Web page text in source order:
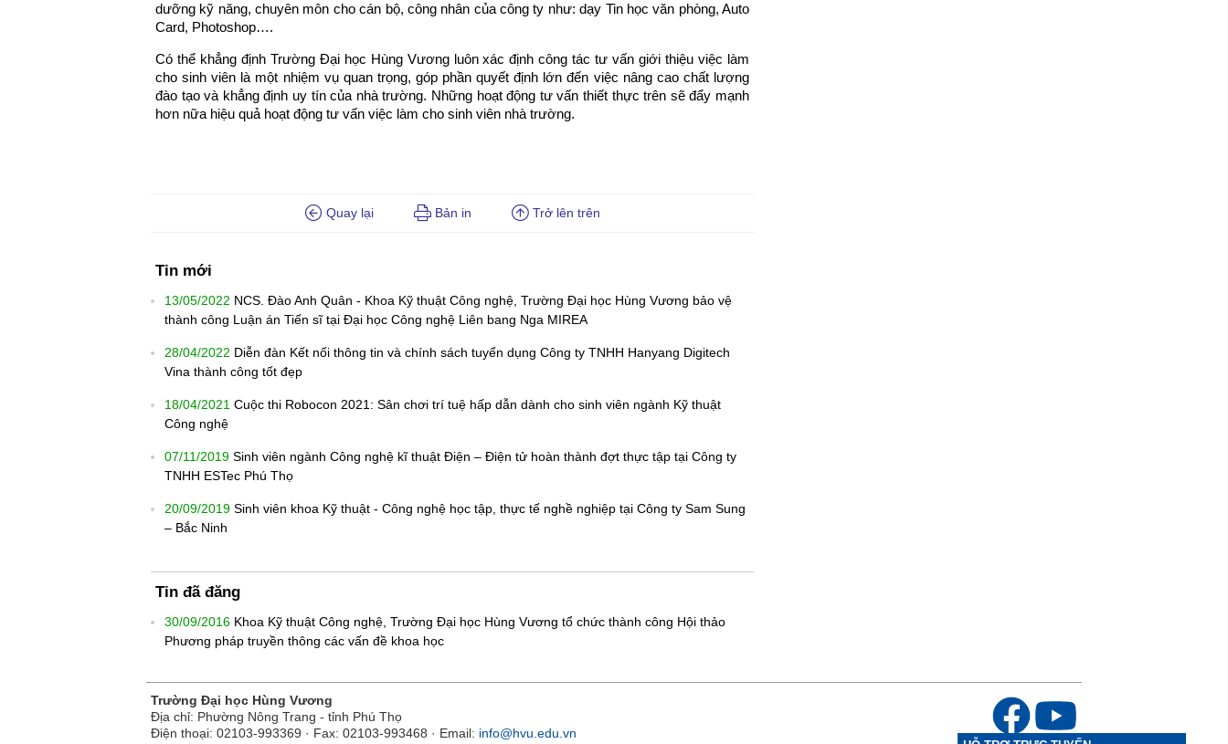
dưỡng kỹ năng, chuyên môn cho cán bộ, công nhân của công ty như: dạy Tin học văn phòng, Auto
Card, Photoshop….
Có thể khẳng định Trường Đại học Hùng Vương luôn xác định công tác tư vấn giới thiệu việc làm
cho sinh viên là một nhiệm vụ quan trọng, góp phần quyết định lớn đến việc nâng cao chất lượng
đào tạo và khẳng định uy tín của nhà trường. Những hoạt động tư vấn thiết thực trên sẽ đẩy mạnh
hơn nữa hiệu quả hoạt động tư vấn việc làm cho sinh viên nhà trường.
Quay lại Bản in Trở lên trên
Tin mới
13/05/2022 NCS. Đào Anh Quân - Khoa Kỹ thuật Công nghệ, Trường Đại học Hùng Vương bảo vệ
thành công Luận án Tiến sĩ tại Đại học Công nghệ Liên bang Nga MIREA
28/04/2022 Diễn đàn Kết nối thông tin và chính sách tuyển dụng Công ty TNHH Hanyang Digitech
Vina thành công tốt đẹp
18/04/2021 Cuộc thi Robocon 2021: Sân chơi trí tuệ hấp dẫn dành cho sinh viên ngành Kỹ thuật
Công nghệ
07/11/2019 Sinh viên ngành Công nghệ kĩ thuật Điện – Điện tử hoàn thành đợt thực tập tại Công ty
TNHH ESTec Phú Thọ
20/09/2019 Sinh viên khoa Kỹ thuật - Công nghệ học tập, thực tế nghề nghiệp tại Công ty Sam Sung
– Bắc Ninh
Tin đã đăng
30/09/2016 Khoa Kỹ thuật Công nghệ, Trường Đại học Hùng Vương tổ chức thành công Hội thảo
Phương pháp truyền thông các vấn đề khoa học
Trường Đại học Hùng Vương
Địa chỉ: Phường Nông Trang - tỉnh Phú Thọ
Điện thoại: 02103-993369 · Fax: 02103-993468 · Email: info@hvu.edu.vn